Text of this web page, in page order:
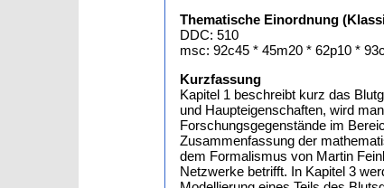
Thematische Einordnung
DDC: 510
msc: 92c45 * 45m20 * 62p10 *
Kurzfassung
Kapitel 1 beschreibt kurz das
und Haupteigenschaften, wird
Forschungsgegenstände im
Zusammenfassung der
dem Formalismus von Martin
Netzwerke betrifft. In Kapitel 3